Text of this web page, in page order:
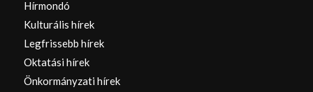
Hírmondó
Kulturális hírek
Legfrissebb hírek
Oktatási hírek
Önkormányzati hírek